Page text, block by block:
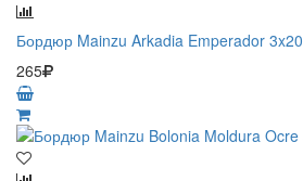
Бордюр Mainzu Arkadia Emperador 3x20
265